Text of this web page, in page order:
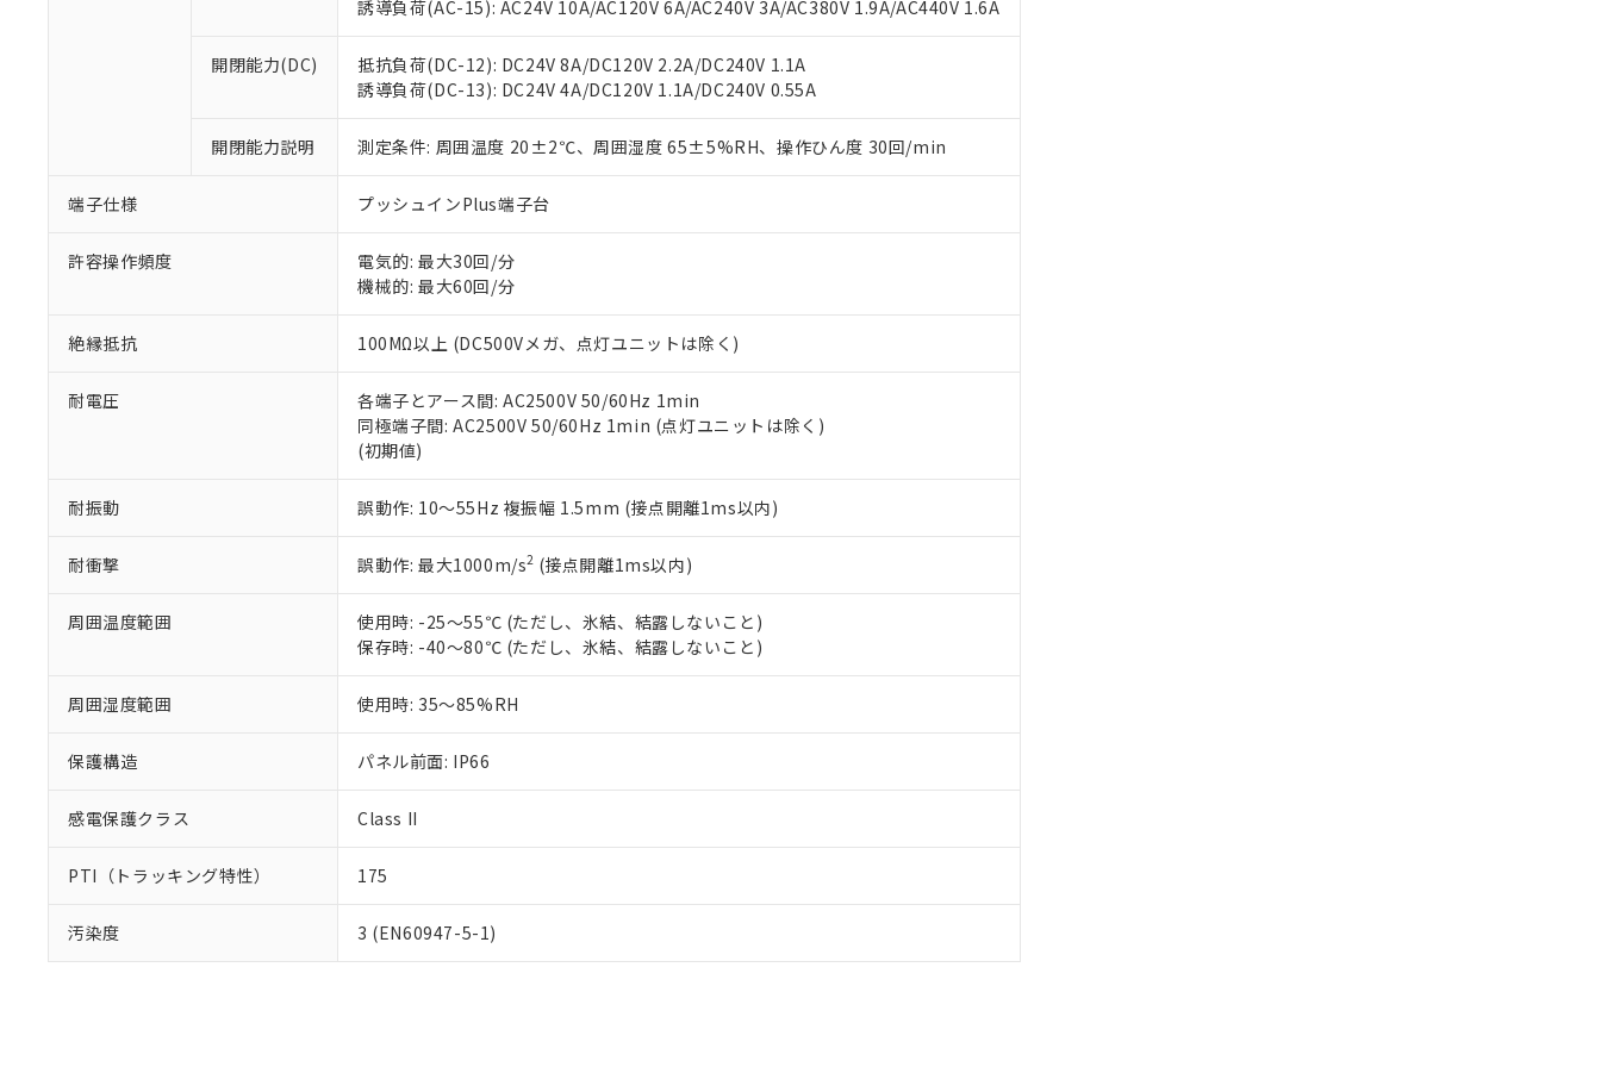
誘導負荷(AC-15): AC24V 10A/AC120V 6A/AC240V 3A/AC380V 1.9A/AC440V 1.6A
開閉能力(DC)
抵抗負荷(DC-12): DC24V 8A/DC120V 2.2A/DC240V 1.1A
誘導負荷(DC-13): DC24V 4A/DC120V 1.1A/DC240V 0.55A
開閉能力説明 測定条件: 周囲温度 20±2℃、周囲湿度 65±5%RH、操作ひん度 30回/min
端子仕様 プッシュインPlus端子台
許容操作頻度
電気的: 最大30回/分
機械的: 最大60回/分
絶縁抵抗 100MΩ以上 (DC500Vメガ、点灯ユニットは除く)
耐電圧
各端子とアース間: AC2500V 50/60Hz 1min
同極端子間: AC2500V 50/60Hz 1min (点灯ユニットは除く)
(初期値)
耐振動 誤動作: 10～55Hz 複振幅 1.5mm (接点開離1ms以内)
耐衝撃 誤動作: 最大1000m/s2 (接点開離1ms以内)
周囲温度範囲
使用時: -25～55℃ (ただし、氷結、結露しないこと)
保存時: -40～80℃ (ただし、氷結、結露しないこと)
周囲湿度範囲 使用時: 35～85%RH
保護構造 パネル前面: IP66
感電保護クラス Class II
PTI（トラッキング特性） 175
汚染度 3 (EN60947-5-1)
が、当社の製品・サービスに関するお客様との取引・商談に必要な範囲で利用することをご了承くだ
※当社の共同利用者とは、"個人情報の共同利用に関して"
いる法人を指します。
EU RoHS指令（10物質）の非含有証明書
51物質の非含有証明書（当社基準）
※本証明書は発行日時点で非含有を証明するもので、過去に遡って非含有を証明するものではありません。
また、RoHS指令のフタル酸エステル類４物質の対応では、対応完了までの期間は出荷製品に未対応品が
混在することから備考欄に対応日を記載しておりました。
り割愛しております。
白